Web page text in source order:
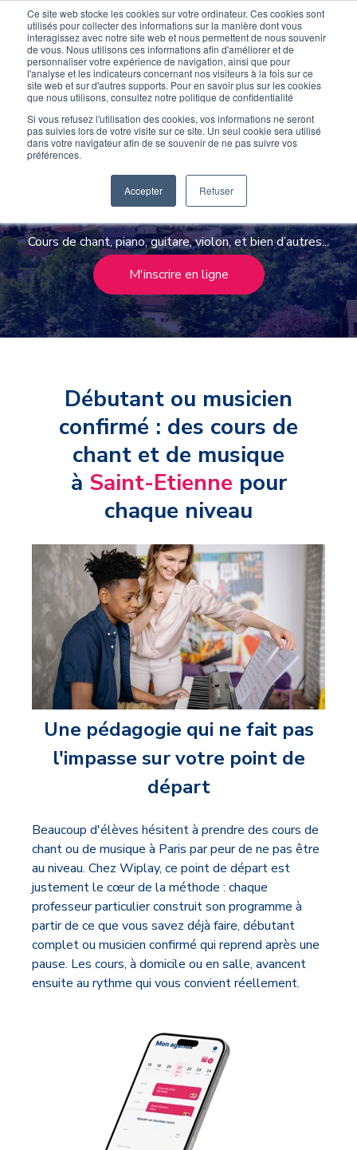
Ce site web stocke les cookies sur votre ordinateur. Ces cookies sont
utilisés pour collecter des informations sur la manière dont vous
interagissez avec notre site web et nous permettent de nous souvenir
de vous. Nous utilisons ces informations afin d'améliorer et de
personnaliser votre expérience de navigation, ainsi que pour
l'analyse et les indicateurs concernant nos visiteurs à la fois sur ce
site web et sur d'autres supports. Pour en savoir plus sur les cookies
que nous utilisons, consultez notre politique de confidentialité
Si vous refusez l'utilisation des cookies, vos informations ne seront
pas suivies lors de votre visite sur ce site. Un seul cookie sera utilisé
dans votre navigateur afin de se souvenir de ne pas suivre vos
préférences.
Accepter Refuser
Devenir élève Devenir Prof
Cours de musique Saint-
Etienne
Cours de chant, piano, guitare, violon, et bien d’autres...
M'inscrire en ligne
Débutant ou musicien
confirmé : des cours de
chant et de musique
à Saint-Etienne pour
chaque niveau
Une pédagogie qui ne fait pas
l'impasse sur votre point de
départ
Beaucoup d'élèves hésitent à prendre des cours de
chant ou de musique à Paris par peur de ne pas être
au niveau. Chez Wiplay, ce point de départ est
justement le cœur de la méthode : chaque
professeur particulier construit son programme à
partir de ce que vous savez déjà faire, débutant
complet ou musicien confirmé qui reprend après une
pause. Les cours, à domicile ou en salle, avancent
ensuite au rythme qui vous convient réellement.